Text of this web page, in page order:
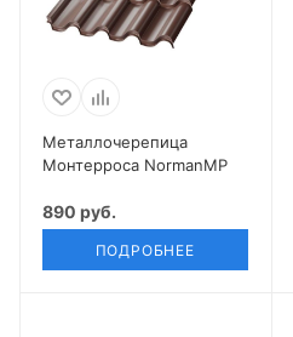
Металлочерепица
Монтерроса NormanMP
890 руб.
ПОДРОБНЕЕ